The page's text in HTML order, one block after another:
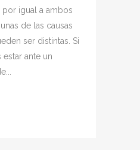
por igual a ambos
de las causas
ser distintas. Si
ante un